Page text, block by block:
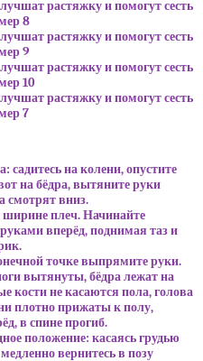
садитесь на колени, опустите
на бёдра, вытяните руки
смотрят вниз.
ширине плеч. Начинайте
вперёд, поднимая таз и
точке выпрямите руки.
вытянуты, бёдра лежат на
кости не касаются пола, голова
плотно прижаты к полу,
в спине прогиб.
положение: касаясь грудью
вернитесь в позу